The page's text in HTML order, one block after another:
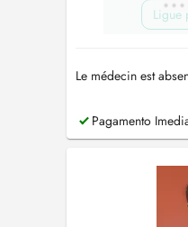
Ligue
Le médecin est
Pagamento